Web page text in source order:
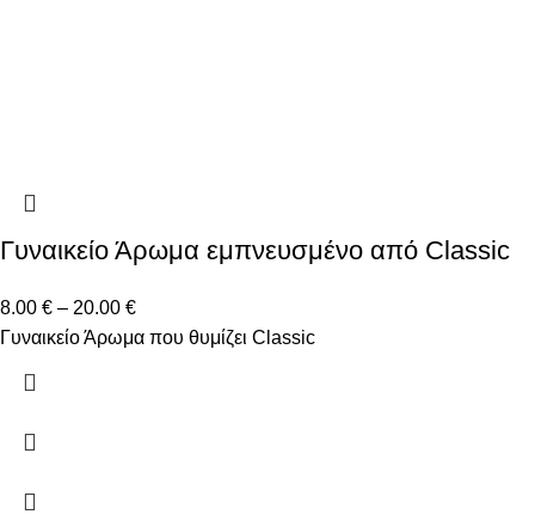
Γυναικείο Άρωμα εμπνευσμένο από Classic
8.00 € – 20.00 €
Γυναικείο Άρωμα που θυμίζει Classic